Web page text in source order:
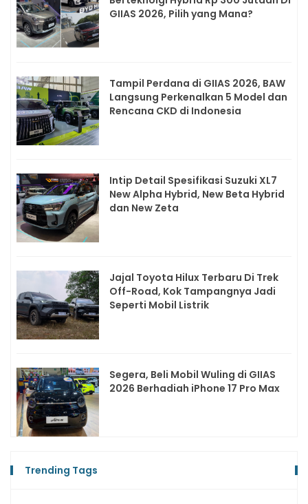
GIIAS 2026, Pilih yang Mana?
Tampil Perdana di GIIAS 2026, BAW
Langsung Perkenalkan 5 Model dan
Rencana CKD di Indonesia
Intip Detail Spesifikasi Suzuki XL7
New Alpha Hybrid, New Beta Hybrid
dan New Zeta
Jajal Toyota Hilux Terbaru Di Trek
Off-Road, Kok Tampangnya Jadi
Seperti Mobil Listrik
Segera, Beli Mobil Wuling di GIIAS
2026 Berhadiah iPhone 17 Pro Max
Trending Tags